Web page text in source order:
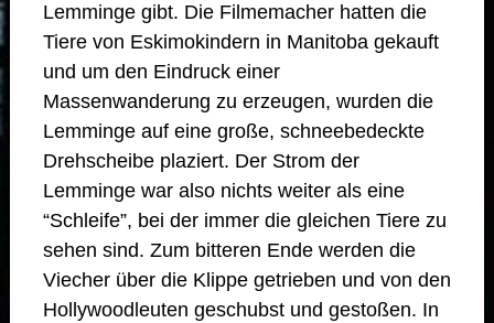
Lemminge gibt. Die Filmemacher hatten die
Tiere von Eskimokindern in Manitoba gekauft
und um den Eindruck einer
Massenwanderung zu erzeugen, wurden die
Lemminge auf eine große, schneebedeckte
Drehscheibe plaziert. Der Strom der
Lemminge war also nichts weiter als eine
“Schleife”, bei der immer die gleichen Tiere zu
sehen sind. Zum bitteren Ende werden die
Viecher über die Klippe getrieben und von den
Hollywoodleuten geschubst und gestoßen. In